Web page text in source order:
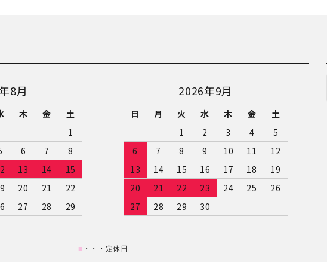
8月
木 金
土
1
6 7
8
13 14
15
20 21
22
27 28 29
2026年9月
日 月 火 水 木 金
土
1
2 3 4
5
6
7 8 9 10 11
12
13
14 15 16 17 18
19
20
21 22 23 24 25
26
27
28 29 30
■ ・・・定休日